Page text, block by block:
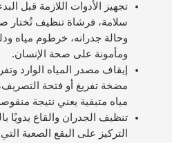
تجهيز الأدوات اللازمة قبل
سلامة، فرشاة تنظيف تُختار
وحالة جدرانه، خرطوم مياه
ومأمونة على صحة الإنسان.
إيقاف مصدر المياه الوارد
مضخة تفريغ أو فتحة
مياه متبقية يعني نتيجة
تنظيف الجدران والقاع يدويًا
التركيز على البقع الصعبة